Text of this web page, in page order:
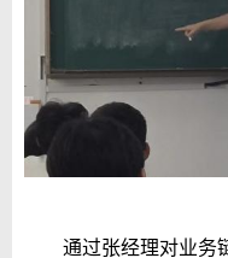
通过张经理对业务